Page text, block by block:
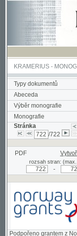
KRAMERIUS-
Typy dokumentů
Abeceda
Výběr monografie
Monografie
Stránka
/722
PDF Vytvořit
rozsah stran: (max.
Podpořeno grantem z
prostřednictvím Norského